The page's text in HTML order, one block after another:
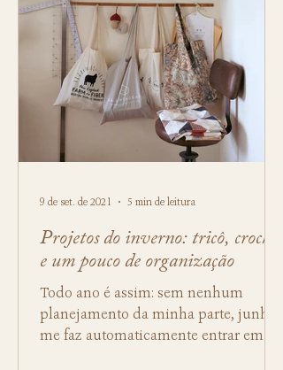
Projetos do inverno: tricô, crochê
e um pouco de organização
Todo ano é assim: sem nenhum
planejamento da minha parte, junho
me faz automaticamente entrar em
9 de set. de 2021 5 min de leitura